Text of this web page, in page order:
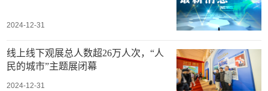
2024-12-31
线上线下观展总人数超26万人次，“人
民的城市”主题展闭幕
2024-12-31